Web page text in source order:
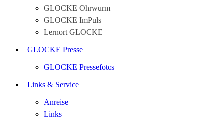
GLOCKE Ohrwurm
GLOCKE ImPuls
Lernort GLOCKE
GLOCKE Presse
GLOCKE Pressefotos
Links & Service
Anreise
Links